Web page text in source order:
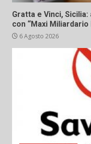
Gratta e Vinci,
con “Maxi Miliardario
6 Agosto 2026